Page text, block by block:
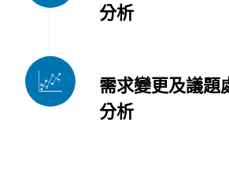
分析
需求變更及議題
分析